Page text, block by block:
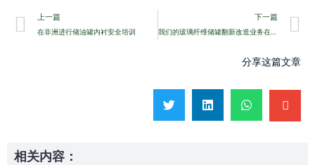
Prev
上一篇
在非洲进行储油罐内衬安全培训
下一篇
我们的玻璃纤维储罐翻新改造业务在哥伦比亚持续发展
分享这篇文章
相关内容：